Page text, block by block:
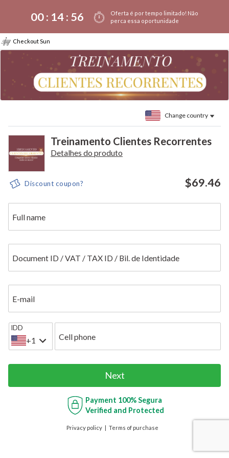
00 : 14: 56
Oferta é por tempo limitado! Não
perca essa oportunidade
Checkout Sun
Change country
Treinamento Clientes Recorrentes
Detalhes do produto
Discount coupon? $69.46
Full name
Document ID / VAT / TAX ID / Bil. de Identidade
E-mail
IDD
+1 Cell phone
Next
Payment 100% Segura
Verified and Protected
Privacy policy Terms of purchase